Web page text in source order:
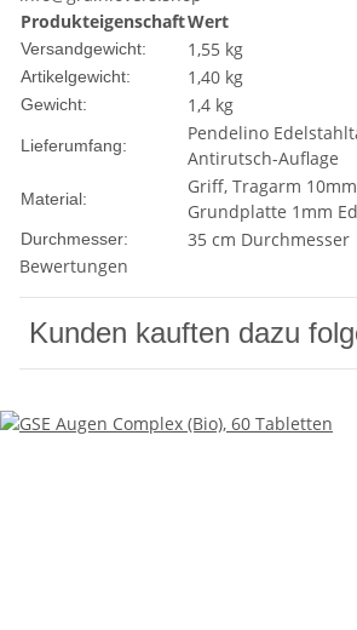
ProdukteigenschaftWert
Versandgewicht: 1,55 kg
Artikelgewicht: 1,40 kg
Gewicht: 1,4 kg
Lieferumfang:
Pendelino
Antirutsch-Auflage
Material:
Griff, Tragarm
Grundplatte 1mm
Durchmesser:
35 cm Durchmesser
Bewertungen
Kunden kauften dazu